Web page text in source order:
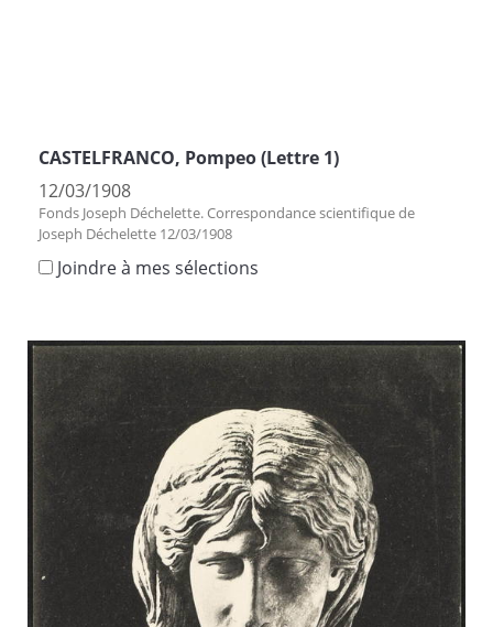
CASTELFRANCO, Pompeo (Lettre 1)
12/03/1908
Fonds Joseph Déchelette. Correspondance scientifique de
Joseph Déchelette 12/03/1908
Joindre à mes sélections